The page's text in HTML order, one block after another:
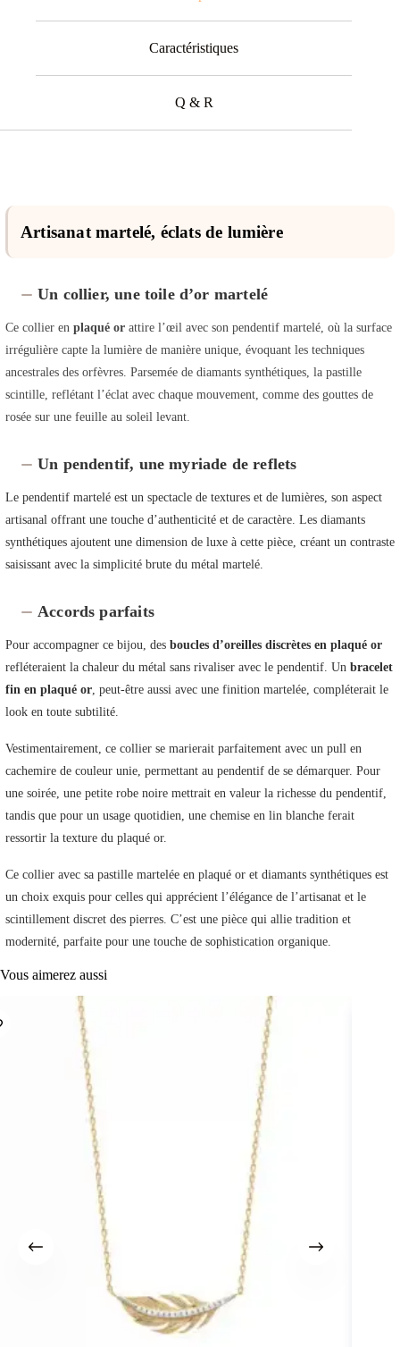
Caractéristiques
Q & R
Artisanat martelé, éclats de lumière
Un collier, une toile d’or martelé
Ce collier en plaqué or attire l’œil avec son pendentif martelé, où la surface
irrégulière capte la lumière de manière unique, évoquant les techniques
ancestrales des orfèvres. Parsemée de diamants synthétiques, la pastille
scintille, reflétant l’éclat avec chaque mouvement, comme des gouttes de
rosée sur une feuille au soleil levant.
Un pendentif, une myriade de reflets
Le pendentif martelé est un spectacle de textures et de lumières, son aspect
artisanal offrant une touche d’authenticité et de caractère. Les diamants
synthétiques ajoutent une dimension de luxe à cette pièce, créant un contraste
saisissant avec la simplicité brute du métal martelé.
Accords parfaits
Pour accompagner ce bijou, des boucles d’oreilles discrètes en plaqué or
refléteraient la chaleur du métal sans rivaliser avec le pendentif. Un bracelet
fin en plaqué or , peut-être aussi avec une finition martelée, compléterait le
look en toute subtilité.
Vestimentairement, ce collier se marierait parfaitement avec un pull en
cachemire de couleur unie, permettant au pendentif de se démarquer. Pour
une soirée, une petite robe noire mettrait en valeur la richesse du pendentif,
tandis que pour un usage quotidien, une chemise en lin blanche ferait
ressortir la texture du plaqué or.
Ce collier avec sa pastille martelée en plaqué or et diamants synthétiques est
un choix exquis pour celles qui apprécient l’élégance de l’artisanat et le
scintillement discret des pierres. C’est une pièce qui allie tradition et
modernité, parfaite pour une touche de sophistication organique.
Vous aimerez aussi